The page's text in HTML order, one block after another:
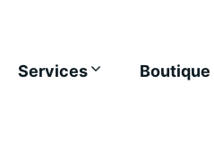
Services Boutique